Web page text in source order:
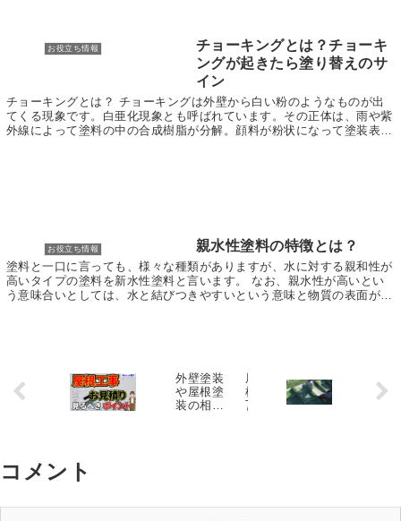
お役立ち情報
チョーキングとは？チョーキ
ングが起きたら塗り替えのサ
イン
チョーキングとは？ チョーキングは外壁から白い粉のようなものが出
てくる現象です。白亜化現象とも呼ばれています。その正体は、雨や紫
外線によって塗料の中の合成樹脂が分解。顔料が粉状になって塗装表面
お役立ち情報 親水性塗料の特徴とは？
塗料と一口に言っても、様々な種類がありますが、水に対する親和性が
高いタイプの塗料を新水性塗料と言います。 なお、親水性が高いとい
う意味合いとしては、水と結びつきやすいという意味と物質の表面が濡
外壁塗装
や屋根塗
装の相場
屋
根
瓦
コメント